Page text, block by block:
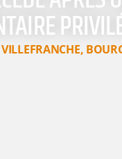
VILLEFRANCHE,